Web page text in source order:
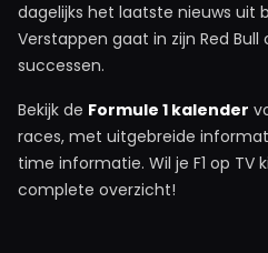
dagelijks het laatste nieuws uit
Verstappen gaat in zijn Red
successen.
Bekijk de Formule 1 kalender
races, met uitgebreide
time informatie. Wil je F1 op TV
complete overzicht!